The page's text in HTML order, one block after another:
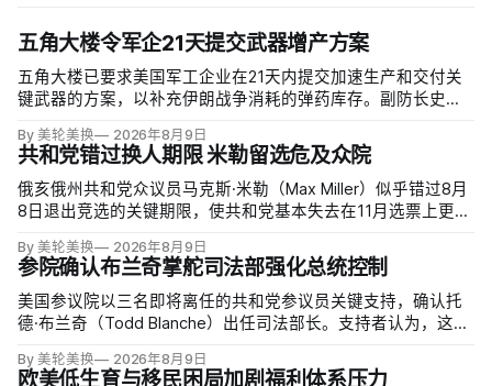
五角大楼令军企21天提交武器增产方案
五角大楼已要求美国军工企业在21天内提交加速生产和交付关
键武器的方案，以补充伊朗战争消耗的弹药库存。副防长史蒂
可接受，必须立即扩大产能；
By 美轮美换 2026年8月9日
共和党错过换人期限 米勒留选危及众院
俄亥俄州共和党众议员马克斯·米勒（Max Miller）似乎错过8月
8日退出竞选的关键期限，使共和党基本失去在11月选票上更换
Moreno）指控家暴并予以否认，众院道德委员会同时调查他是
否涉及家庭暴力、虐待或非法用药。
By 美轮美换 2026年8月9日
参院确认布兰奇掌舵司法部强化总统控制
美国参议院以三名即将离任的共和党参议员关键支持，确认托
德·布兰奇（Todd Blanche）出任司法部长。支持者认为，这位
冲动；
By 美轮美换 2026年8月9日
欧美低生育与移民困局加剧福利体系压力